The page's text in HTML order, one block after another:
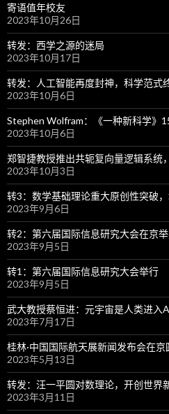
寄语值年校友
2023年10月26日
转发：西学之源的迷局
2023年10月17日
转发：人工智能再度封神，科学范式
2023年10月6日
Stephen Wolfram：《一种新科学》
2023年10月6日
郑智捷教授推出共轭复向量逻辑系统
2023年10月3日
转3：数学基础理论重大原创性突破
2023年9月6日
转2：第六届国际信息研究大会在京
2023年9月5日
转1：第六届国际信息研究大会举行
2023年9月5日
武大教授蔡恒进：元宇宙是人类进入
2023年7月17日
桂林·中国国际航天展新闻发布会在京
2023年5月13日
转发：汪一平圆对数理论，开创世界
2023年3月11日